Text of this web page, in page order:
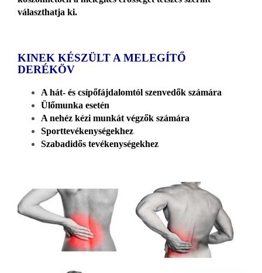
választhatja ki.
KINEK KÉSZÜLT A MELEGÍTŐ
DERÉKÖV
A hát- és csípőfájdalomtól szenvedők számára
Ülőmunka esetén
A nehéz kézi munkát végzők számára
Sporttevékenységekhez
Szabadidős tevékenységekhez